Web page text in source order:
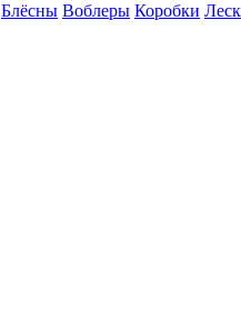
Блёсны Воблеры Коробки